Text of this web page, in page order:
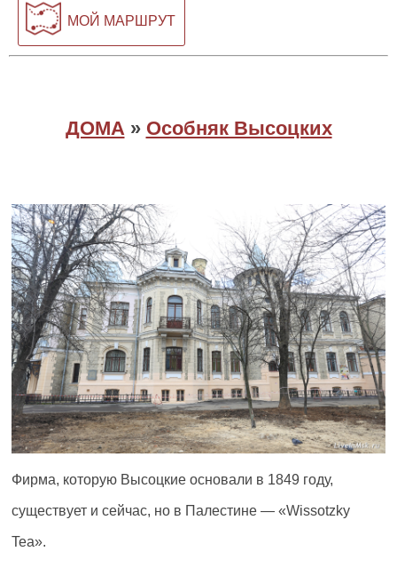
МОЙ МАРШРУТ
ДОМА » Особняк Высоцких
Фирма, которую Высоцкие основали в 1849 году,
существует и сейчас, но в Палестине — «Wissotzky
Tea».